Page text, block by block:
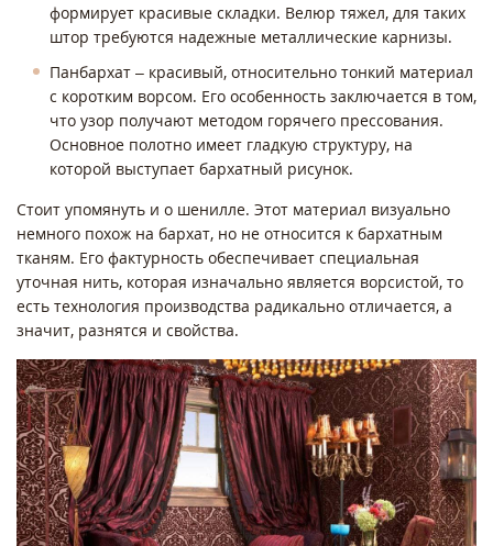
формирует красивые складки. Велюр тяжел, для таких
штор требуются надежные металлические карнизы.
Панбархат – красивый, относительно тонкий материал
с коротким ворсом. Его особенность заключается в том,
что узор получают методом горячего прессования.
Основное полотно имеет гладкую структуру, на
которой выступает бархатный рисунок.
Стоит упомянуть и о шенилле. Этот материал визуально
немного похож на бархат, но не относится к бархатным
тканям. Его фактурность обеспечивает специальная
уточная нить, которая изначально является ворсистой, то
есть технология производства радикально отличается, а
значит, разнятся и свойства.